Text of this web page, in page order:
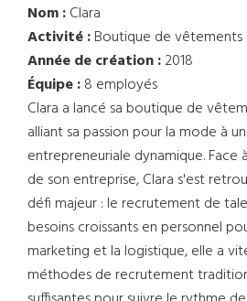
Nom :Clara
Activité :Boutique de vêtements
Année de création :2018
Équipe :8 employés
Clara a lancé sa boutique de
alliant sa passion pour la mode à
entrepreneuriale dynamique. Face
de son entreprise, Clara s'est
défi majeur : le recrutement de
besoins croissants en personnel
marketing et la logistique, elle a
méthodes de recrutement